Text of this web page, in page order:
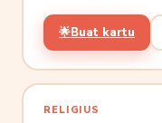
🌟Buat kartu
RELIGIUS